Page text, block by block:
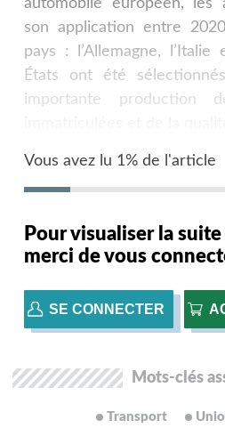
automobile européen, les
son application entre
pays : l’Allemagne, l’Italie
États ont été
importante production
Vous avez lu 1% de l'article
Pour visualiser la
merci de vous
SE CONNECTER
Mots-clés
Transport